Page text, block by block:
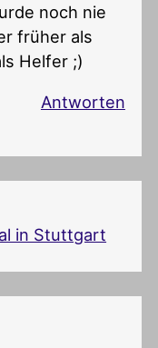
noch nie
früher als
Helfer ;)
Antworten
in Stuttgart